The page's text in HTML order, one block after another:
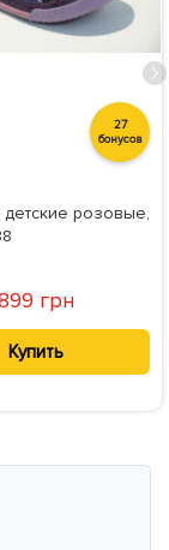
27
бонусов
розовые,
грн
Купить